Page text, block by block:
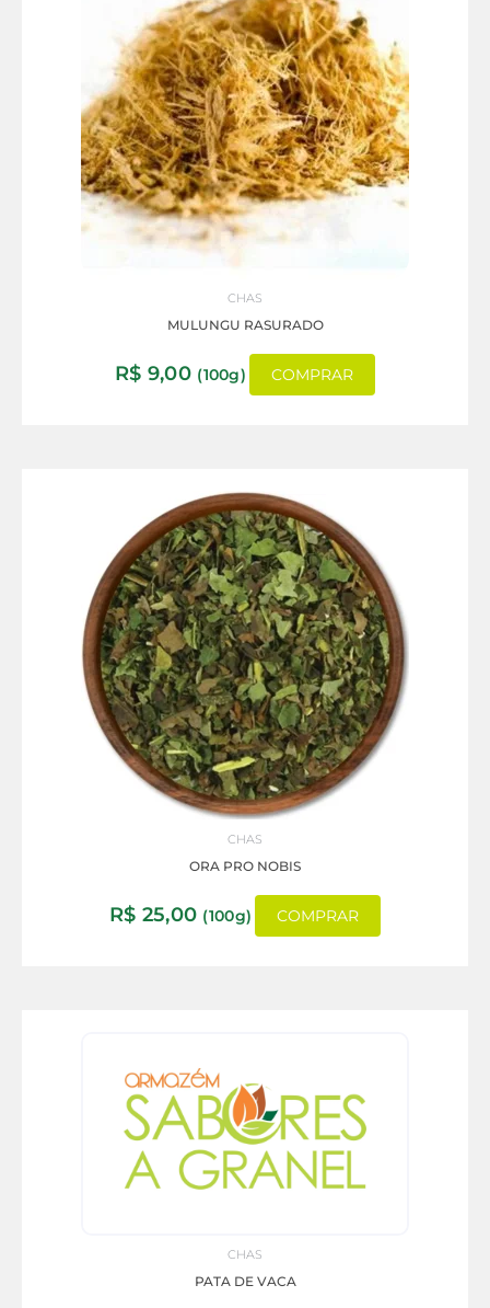
CHAS
MULUNGU RASURADO
R$ 9,00 (100g) COMPRAR
CHAS
ORA PRO NOBIS
R$ 25,00 (100g) COMPRAR
CHAS
PATA DE VACA